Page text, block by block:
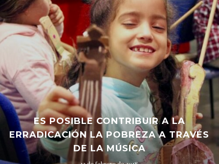
ES POSIBLE CONTRIBUIR A LA
ERRADICACIÓN LA POBREZA A TRAVÉS
DE LA MÚSICA